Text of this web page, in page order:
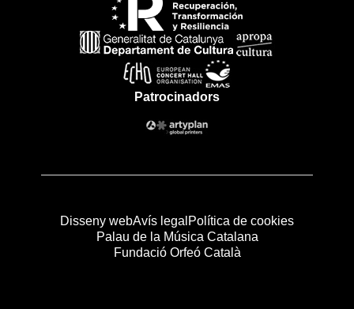
Patrocinadors
Disseny webAvís legal Política de cookies
Palau de la Música Catalana
Fundació Orfeó Català